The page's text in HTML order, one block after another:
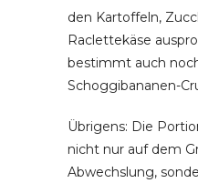
den Kartoffeln,
Raclettekäse
bestimmt auch
Schoggibananen-
Übrigens: Die
nicht nur auf dem
Abwechslung,